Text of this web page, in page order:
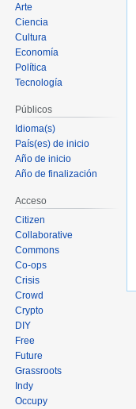
Arte
Ciencia
Cultura
Economía
Política
Tecnología
Públicos
Idioma(s)
País(es) de inicio
Año de inicio
Año de finalización
Acceso
Citizen
Collaborative
Commons
Co-ops
Crisis
Crowd
Crypto
DIY
Free
Future
Grassroots
Indy
Occupy